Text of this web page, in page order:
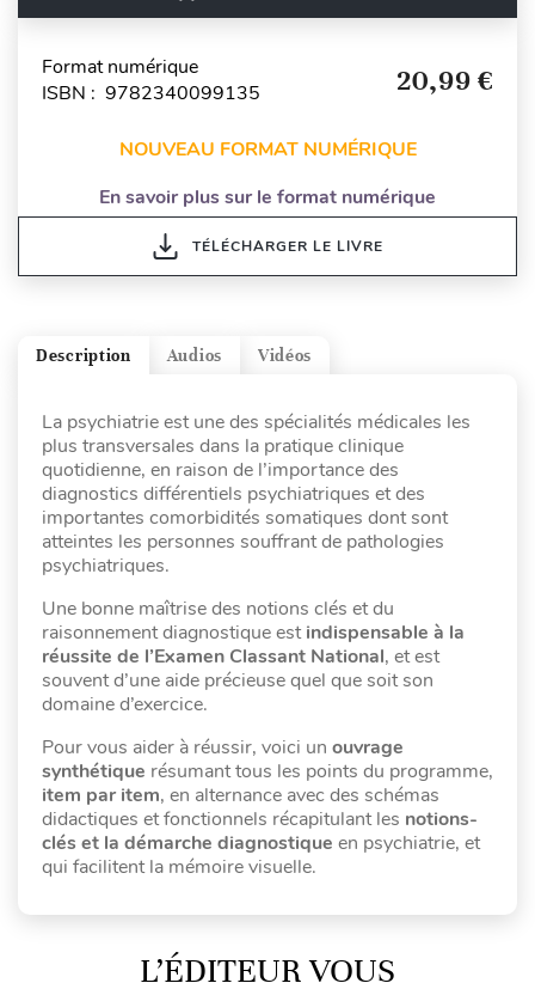
Format numérique
ISBN : 9782340099135
20,99 €
NOUVEAU FORMAT NUMÉRIQUE
En savoir plus sur le format numérique
TÉLÉCHARGER LE LIVRE
Vidéos
Audios
Description
La psychiatrie est une des spécialités médicales les
plus transversales dans la pratique clinique
quotidienne, en raison de l’importance des
diagnostics différentiels psychiatriques et des
importantes comorbidités somatiques dont sont
atteintes les personnes souffrant de pathologies
psychiatriques.
Une bonne maîtrise des notions clés et du
raisonnement diagnostique estindispensable à la
réussite de l’Examen Classant National, et est
souvent d’une aide précieuse quel que soit son
domaine d’exercice.
Pour vous aider à réussir, voici un ouvrage
synthétique résumant tous les points du programme,
item par item, en alternance avec des schémas
didactiques et fonctionnels récapitulant les notions-
clés et la démarche diagnostique en psychiatrie, et
qui facilitent la mémoire visuelle.
L’ÉDITEUR VOUS